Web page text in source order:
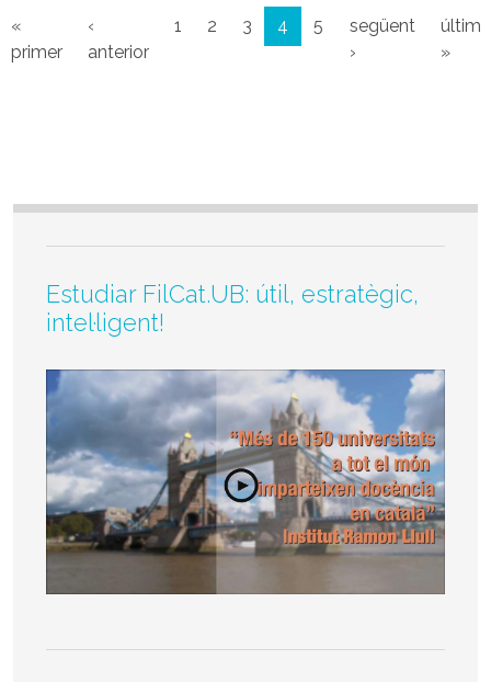
«
primerPrimera pàgina
‹
anteriorPàgina anterior
1 2 3 4 5
següent
›Pàgina següent
últim
»
Estudiar FilCat.UB: útil, estratègic,
intel·ligent!